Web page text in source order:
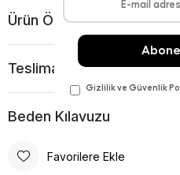
Ürün Önerileri
Teslimat Ve İade Koşulları
Beden Kılavuzu
Favorilere Ekle